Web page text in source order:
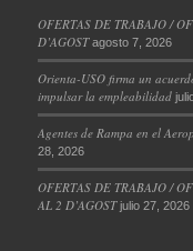
OFERTAS DE TRABAJO /
D’AGOST agosto 7, 2026
Orienta-USO firma un
impulsar la empleabilidad
Agentes de Rampa en el
28, 2026
OFERTAS DE TRABAJO /
AL 2 D’AGOST julio 27, 2026